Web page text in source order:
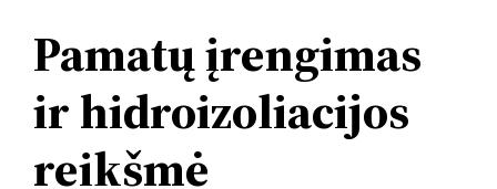
Pamatų įrengimas
ir hidroizoliacijos
reikšmė